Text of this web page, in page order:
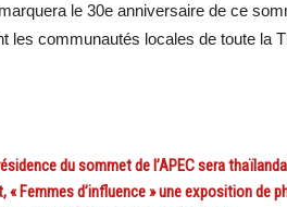
le 30e anniversaire de ce
les communautés locales de toute la
du sommet de l’APEC sera
« Femmes d’influence » une exposition de